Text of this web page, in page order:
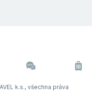
k.s., všechna práva